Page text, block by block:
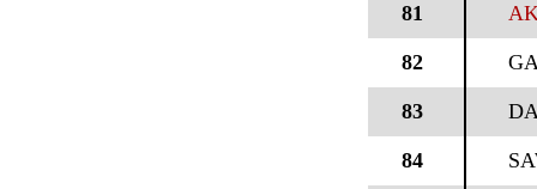
81
82
83
84